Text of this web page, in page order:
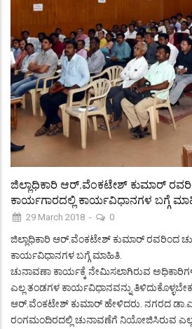
ಜಿಲ್ಲಾಧಿಕಾರಿ ಆರ್.ವೆಂಕಟೇಶ್ ಕುಮಾರ್
ಕಾರ್ಯಗಾರದಲ್ಲಿ ಕಾರ್ಯವಿಧಾನಗಳ ಬಗ್ಗೆ
29 March 2018 - 0
ಜಿಲ್ಲಾಧಿಕಾರಿ ಆರ್.ವೆಂಕಟೇಶ್ ಕುಮಾರ್ ರವರಿಂದ
ಕಾರ್ಯವಿಧಾನಗಳ ಬಗ್ಗೆ ಮಾಹಿತಿ.
ಚುನಾವಣಾ ಕಾರ್ಯಕ್ಕೆ ನೇಮಿಸಲಾಗಿರುವ
ಎಲ್ಲ ತಂಡಗಳ ಕಾರ್ಯವಿಧಾನವನ್ನು
ಆರ್.ವೆಂಕಟೇಶ್ ಕುಮಾರ್ ಹೇಳಿದರು. ನಗರದ
ರಂಗಮಂದಿರದಲ್ಲಿ ಚುನಾವಣೆಗೆ ನಿಯೋಜಿಸಿರುವ